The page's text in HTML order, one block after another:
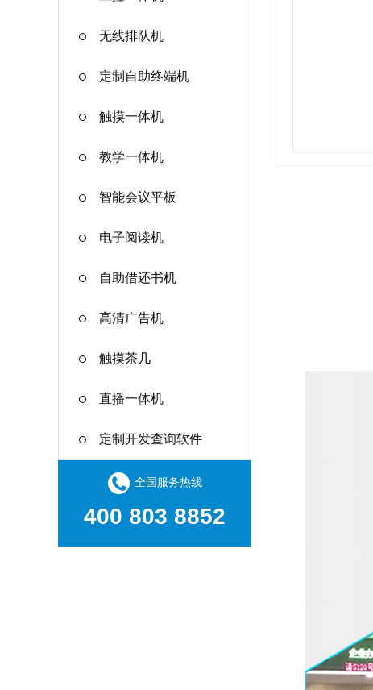
无线排队机
定制自助终端机
触摸一体机
教学一体机
智能会议平板
电子阅读机
自助借还书机
高清广告机
触摸茶几
直播一体机
定制开发查询软件
全国服务热线
400 803 8852